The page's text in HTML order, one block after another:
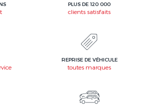
PLUS DE 120 000
clients satisfaits
REPRISE DE VÉHICULE
toutes marques